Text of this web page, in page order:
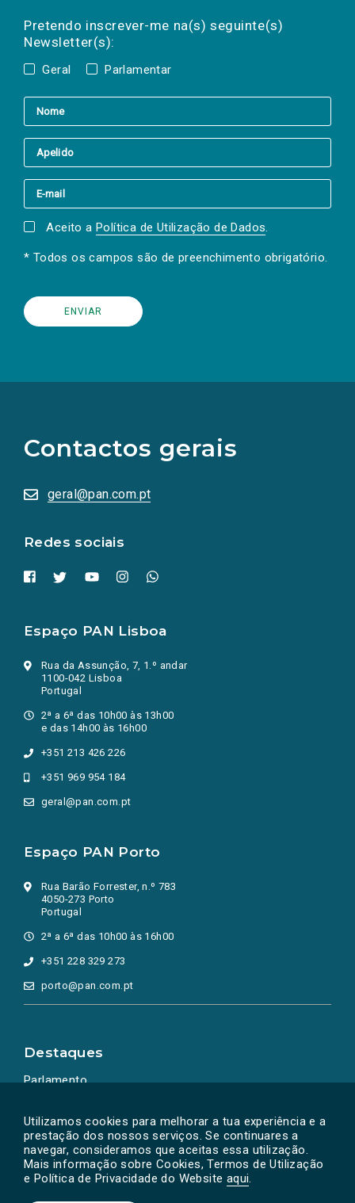
Utilizamos cookies para melhorar a tua experiência e a
prestação dos nossos serviços. Se continuares a
navegar, consideramos que aceitas essa utilização.
Mais informação sobre Cookies, Termos de Utilização
e Política de Privacidade do Website aqui.
Pretendo inscrever-me na(s) seguinte(s)
Newsletter(s):
Geral Parlamentar
a(s) newsletter(s).
mail
Aceito a Política de Utilização de Dados.
* Todos os campos são de preenchimento obrigatório.
Contactos gerais
geral@pan.com.pt
Redes sociais
redes
sociais
numa
nova
Espaço PAN Lisboa
Rua da Assunção, 7, 1.º andar
1100-042 Lisboa
Portugal
2ª a 6ª das 10h00 às 13h00
e das 14h00 às 16h00
+351 213 426 226
+351 969 954 184
geral@pan.com.pt
Espaço PAN Porto
Rua Barão Forrester, n.º 783
4050-273 Porto
Portugal
2ª a 6ª das 10h00 às 16h00
+351 228 329 273
porto@pan.com.pt
Destaques
Parlamento